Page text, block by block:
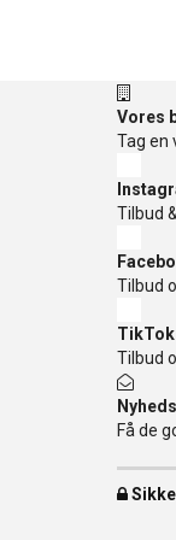
Vores
Tag en
Tilbud
Tilbud
TikTok
Tilbud
Få de